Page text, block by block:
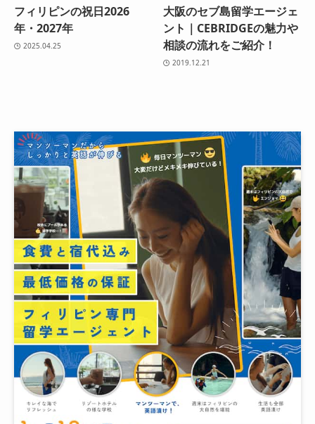
フィリピンの祝日2026
年・2027年
2025.04.25
大阪のセブ島留学エージェ
ント｜CEBRIDGEの魅力や
相談の流れをご紹介！
2019.12.21